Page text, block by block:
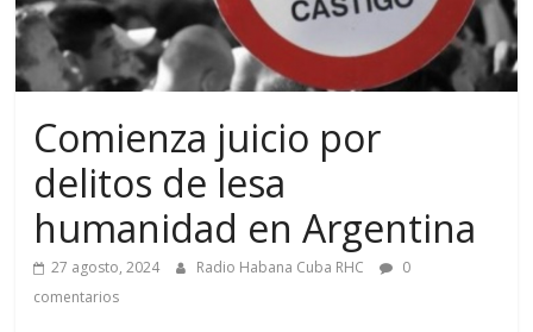
Comienza juicio por
delitos de lesa
humanidad en Argentina
27 agosto, 2024 Radio Habana Cuba RHC
0
comentarios